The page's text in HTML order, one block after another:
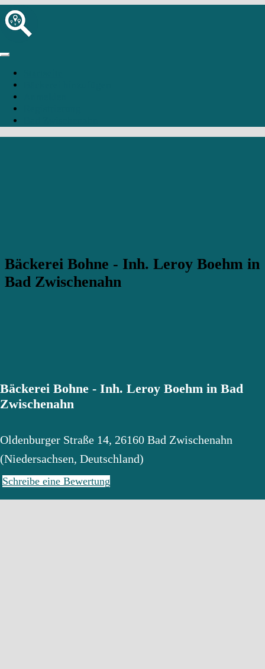
Bäckerei Bohne - Inh. Leroy Boehm in
Bad Zwischenahn
Bäckerei Bohne - Inh. Leroy Boehm in Bad
Zwischenahn
Oldenburger Straße 14, 26160 Bad Zwischenahn
(Niedersachsen, Deutschland)
Schreibe eine Bewertung